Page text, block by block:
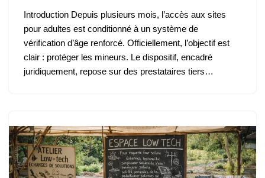
Introduction Depuis plusieurs mois, l’accès aux sites
pour adultes est conditionné à un système de
vérification d’âge renforcé. Officiellement, l’objectif est
clair : protéger les mineurs. Le dispositif, encadré
juridiquement, repose sur des prestataires tiers…